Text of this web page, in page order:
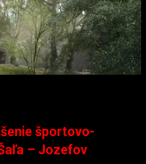
športovo-
– Jozefov